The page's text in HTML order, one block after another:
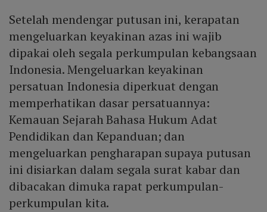
Setelah mendengar putusan ini, kerapatan
mengeluarkan keyakinan azas ini wajib
dipakai oleh segala perkumpulan kebangsaan
Indonesia. Mengeluarkan keyakinan
persatuan Indonesia diperkuat dengan
memperhatikan dasar persatuannya:
Kemauan Sejarah Bahasa Hukum Adat
Pendidikan dan Kepanduan; dan
mengeluarkan pengharapan supaya putusan
ini disiarkan dalam segala surat kabar dan
dibacakan dimuka rapat perkumpulan-
perkumpulan kita.